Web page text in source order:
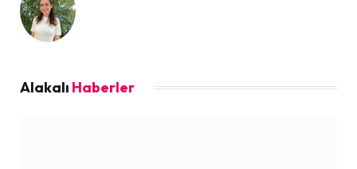
Alakalı Haberler